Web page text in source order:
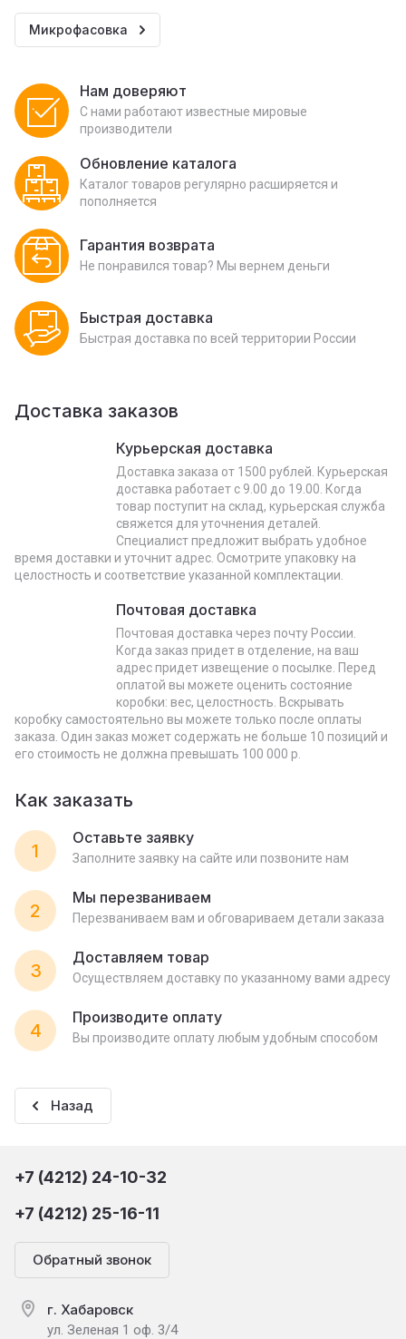
Микрофасовка
Нам доверяют
С нами работают известные мировые
производители
Обновление каталога
Каталог товаров регулярно расширяется и
пополняется
Гарантия возврата
Не понравился товар? Мы вернем деньги
Быстрая доставка
Быстрая доставка по всей территории России
Доставка заказов
Курьерская доставка
Доставка заказа от 1500 рублей. Курьерская
доставка работает с 9.00 до 19.00. Когда
товар поступит на склад, курьерская служба
свяжется для уточнения деталей.
Специалист предложит выбрать удобное
время доставки и уточнит адрес. Осмотрите упаковку на
целостность и соответствие указанной комплектации.
Почтовая доставка
Почтовая доставка через почту России.
Когда заказ придет в отделение, на ваш
адрес придет извещение о посылке. Перед
оплатой вы можете оценить состояние
коробки: вес, целостность. Вскрывать
коробку самостоятельно вы можете только после оплаты
заказа. Один заказ может содержать не больше 10 позиций и
его стоимость не должна превышать 100 000 р.
Как заказать
1
Оставьте заявку
Заполните заявку на сайте или позвоните нам
2
Мы перезваниваем
Перезваниваем вам и обговариваем детали заказа
3
Доставляем товар
Осуществляем доставку по указанному вами адресу
4
Производите оплату
Вы производите оплату любым удобным способом
Назад
+7 (4212) 24-10-32
+7 (4212) 25-16-11
Обратный звонок
г. Хабаровск
ул. Зеленая 1 оф. 3/4